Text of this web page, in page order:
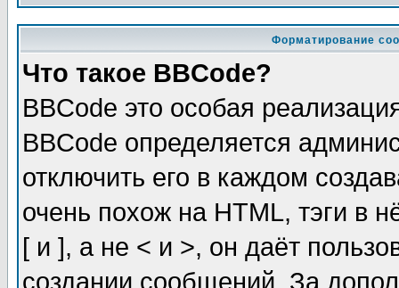
Форматирование
Что такое BBCode?
BBCode это особая
BBCode определяется
отключить его в каждом
очень похож на HTML, тэги в
[ и ], а не < и >, он даёт
создании сообщений. За